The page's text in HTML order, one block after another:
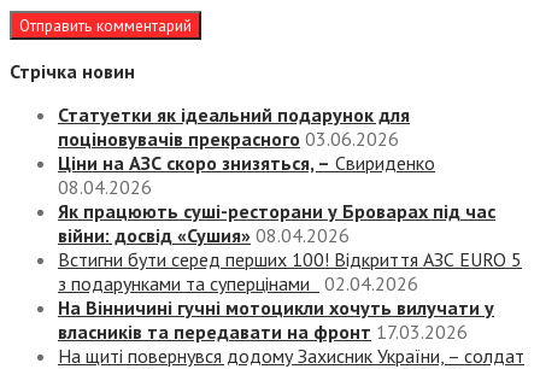
Стрічка новин
Статуетки як ідеальний подарунок для
поціновувачів прекрасного 03.06.2026
Ціни на АЗС скоро знизяться, – Свириденко
08.04.2026
Як працюють суші-ресторани у Броварах під час
війни: досвід «Сушия» 08.04.2026
Встигни бути серед перших 100! Відкриття АЗС EURO 5
з подарунками та суперцінами
02.04.2026
На Вінничині гучні мотоцикли хочуть вилучати у
власників та передавати на фронт 17.03.2026
На щиті повернувся додому Захисник України, – солдат